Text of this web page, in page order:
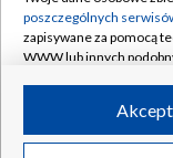
©2026
poszczególnych
zapisywane za pomocą
WWW lub innych
ruchu w Internecie.